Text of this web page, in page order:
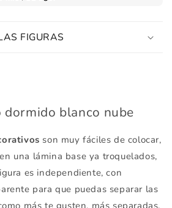
FIGURAS
blanco nube
son muy fáciles de colocar,
una lámina base ya troquelados,
es independiente, con
para que puedas separar las
más te gusten, más separadas,